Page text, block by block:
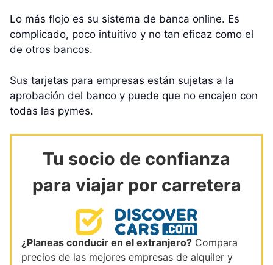
Lo más flojo es su sistema de banca online. Es
complicado, poco intuitivo y no tan eficaz como el
de otros bancos.
Sus tarjetas para empresas están sujetas a la
aprobación del banco y puede que no encajen con
todas las pymes.
Tu socio de confianza
para viajar por carretera
¿Planeas conducir en el extranjero? Compara
precios de las mejores empresas de alquiler y